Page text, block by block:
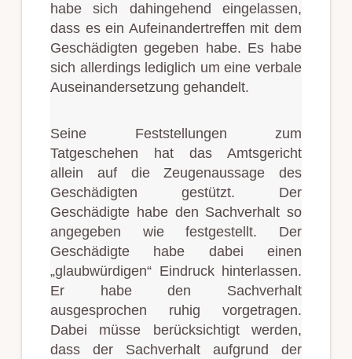
habe sich dahingehend eingelassen,
dass es ein Aufeinandertreffen mit dem
Geschädigten gegeben habe. Es habe
sich allerdings lediglich um eine verbale
Auseinandersetzung gehandelt.
Seine Feststellungen zum
Tatgeschehen hat das Amtsgericht
allein auf die Zeugenaussage des
Geschädigten gestützt. Der
Geschädigte habe den Sachverhalt so
angegeben wie festgestellt. Der
Geschädigte habe dabei einen
„glaubwürdigen“ Eindruck hinterlassen.
Er habe den Sachverhalt
ausgesprochen ruhig vorgetragen.
Dabei müsse berücksichtigt werden,
dass der Sachverhalt aufgrund der